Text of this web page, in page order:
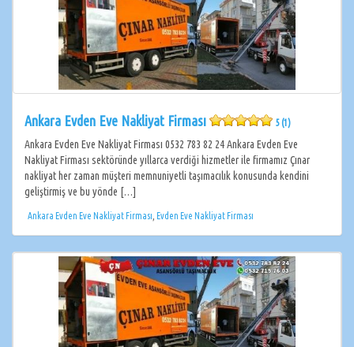
Ankara Evden Eve Nakliyat Firması 5 (1)
Ankara Evden Eve Nakliyat Firması 0532 783 82 24 Ankara Evden Eve
Nakliyat Firması sektöründe yıllarca verdiği hizmetler ile firmamız Çınar
nakliyat her zaman müşteri memnuniyetli taşımacılık konusunda kendini
geliştirmiş ve bu yönde […]
Ankara Evden Eve Nakliyat Firması Evden Eve Nakliyat Firması